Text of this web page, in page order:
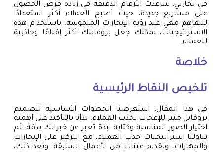
في تجاربي، ساعدت الأرقام الدقيقة في زيادة فرص الحصول
على مشاريع جديدة، حيث أصبح العملاء أكثر استعدادًا
للتفاهم معي عند رؤية الإنجازات الملموسة. باستخدام هذه
الاستراتيجيات، يمكنك جعل بروفايلك أكثر إقناعًا وجاذبية
للعملاء.
خلاصة
تلخيص النقاط الرئيسية
في هذا المقال، استعرضنا الخطوات الأساسية لتصميم
بروفايل مثير للإعجاب يجذب العملاء. بدأنا بالتأكيد على أهمية
اختيار الصور المناسبة وكتابة نبذة تعبر عن خبراتك بدقة. ثم
تناولنا استراتيجيات جذب العملاء، مع التركيز على الإنجازات
والمهارات، وتقديم عينات من الأعمال السابقة. وبعد ذلك،